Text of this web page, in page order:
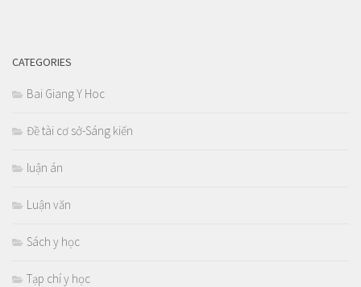
CATEGORIES
Bai Giang Y Hoc
Đề tài cơ sở-Sáng kiến
luận án
Luận văn
Sách y học
Tạp chí y học